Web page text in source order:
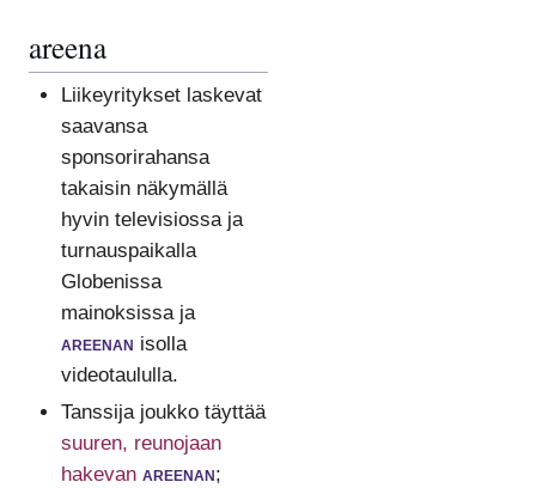
areena
Liikeyritykset laskevat
saavansa
sponsorirahansa
takaisin näkymällä
hyvin televisiossa ja
turnauspaikalla
Globenissa
mainoksissa ja
areenan isolla
videotaululla.
Tanssija joukko täyttää
suuren, reunojaan
hakevan areenan;